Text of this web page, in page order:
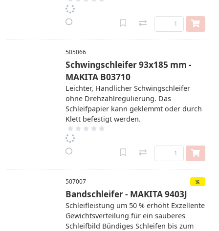
505066
Schwingschleifer 93x185 mm -
MAKITA B03710
Leichter, Handlicher Schwingschleifer
ohne Drehzahlregulierung. Das
Schleifpapier kann geklemmt oder durch
Klett befestigt werden.
507007
Bandschleifer - MAKITA 9403J
Schleifleistung um 50 % erhöht Exzellente
Gewichtsverteilung für ein sauberes
Schleifbild Bündiges Schleifen bis zum